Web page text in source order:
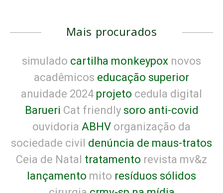
Mais procurados
simulado cartilha monkeypox novos
acadêmicos educação superior
anuidade 2024 projeto cedula digital
Barueri Cat friendlysoro anti-covid
ouvidoria ABHV organização da
sociedade civil denúncia de maus-tratos
Ceia de Natal tratamento revista mv&z
lançamento mito resíduos sólidos